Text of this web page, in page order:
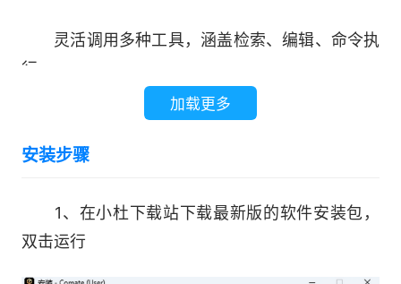
灵活调用多种工具，涵盖检索、编辑、命令执
行
2、多模态高效交互
支持会话中添加图片，开发场景更加多元便捷
3、多IDE完美适配
加载更多
安装步骤
1、在小杜下载站下载最新版的软件安装包，
双击运行